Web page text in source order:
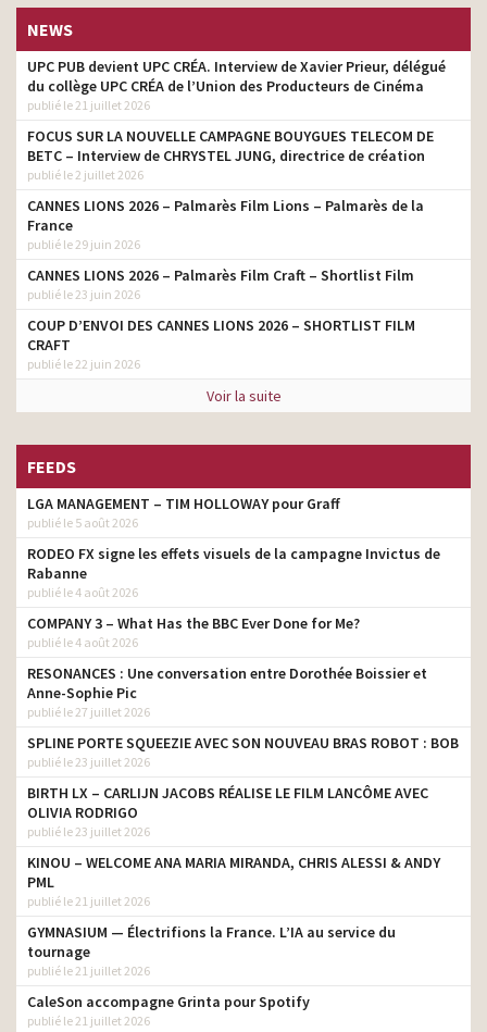
NEWS
UPC PUB devient UPC CRÉA. Interview de Xavier Prieur, délégué
du collège UPC CRÉA de l’Union des Producteurs de Cinéma
publié le 21 juillet 2026
FOCUS SUR LA NOUVELLE CAMPAGNE BOUYGUES TELECOM DE
BETC – Interview de CHRYSTEL JUNG, directrice de création
publié le 2 juillet 2026
CANNES LIONS 2026 – Palmarès Film Lions – Palmarès de la
France
publié le 29 juin 2026
CANNES LIONS 2026 – Palmarès Film Craft – Shortlist Film
publié le 23 juin 2026
COUP D’ENVOI DES CANNES LIONS 2026 – SHORTLIST FILM
CRAFT
publié le 22 juin 2026
Voir la suite
FEEDS
LGA MANAGEMENT – TIM HOLLOWAY pour Graff
publié le 5 août 2026
RODEO FX signe les effets visuels de la campagne Invictus de
Rabanne
publié le 4 août 2026
COMPANY 3 – What Has the BBC Ever Done for Me?
publié le 4 août 2026
RESONANCES : Une conversation entre Dorothée Boissier et
Anne-Sophie Pic
publié le 27 juillet 2026
SPLINE PORTE SQUEEZIE AVEC SON NOUVEAU BRAS ROBOT : BOB
publié le 23 juillet 2026
BIRTH LX – CARLIJN JACOBS RÉALISE LE FILM LANCÔME AVEC
OLIVIA RODRIGO
publié le 23 juillet 2026
KINOU – WELCOME ANA MARIA MIRANDA, CHRIS ALESSI & ANDY
PML
publié le 21 juillet 2026
GYMNASIUM — Électrifions la France. L’IA au service du
tournage
publié le 21 juillet 2026
CaleSon accompagne Grinta pour Spotify
publié le 21 juillet 2026